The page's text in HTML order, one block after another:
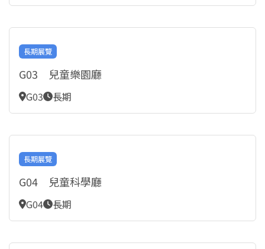
長期展覽
G03 兒童樂園廳
G03 長期
長期展覽
G04 兒童科學廳
G04 長期